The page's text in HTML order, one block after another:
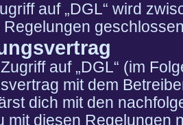
auf „DGL“ wird
auf „DGL“ (im
mit dem
dich mit den
mit diesen Regelungen